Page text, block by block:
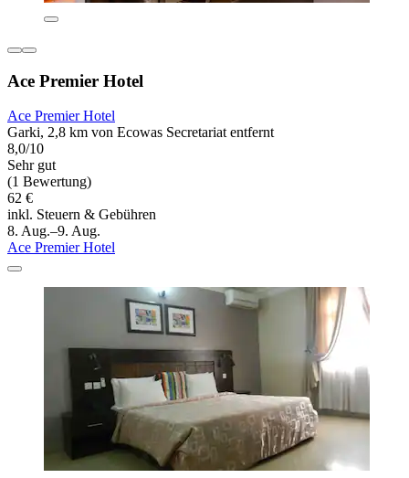
Ace Premier Hotel
Ace Premier Hotel
Garki, 2,8 km von Ecowas Secretariat entfernt
8,0/10
Sehr gut
(1 Bewertung)
62 €
inkl. Steuern & Gebühren
8. Aug.–9. Aug.
Ace Premier Hotel